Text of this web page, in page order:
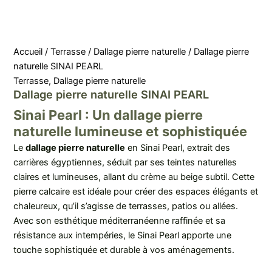
Accueil /Terrasse / Dallage pierre naturelle / Dallage pierre
naturelle SINAI PEARL
Terrasse, Dallage pierre naturelle
Dallage pierre naturelle SINAI PEARL
Sinai Pearl : Un dallage pierre
naturelle lumineuse et sophistiquée
Ledallage pierre naturelle en Sinai Pearl, extrait des
carrières égyptiennes, séduit par ses teintes naturelles
claires et lumineuses, allant du crème au beige subtil. Cette
pierre calcaire est idéale pour créer des espaces élégants et
chaleureux, qu’il s’agisse de terrasses, patios ou allées.
Avec son esthétique méditerranéenne raffinée et sa
résistance aux intempéries, le Sinai Pearl apporte une
touche sophistiquée et durable à vos aménagements.